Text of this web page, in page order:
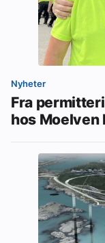
Nyheter
Fra
hos Moelven